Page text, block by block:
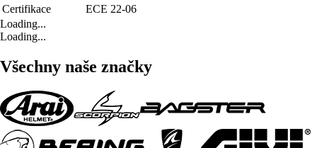
Certifikace
ECE 22-06
Loading...
Loading...
Všechny naše značky